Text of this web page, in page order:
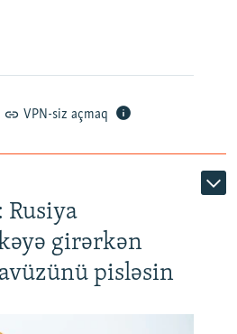
VPN-siz açmaq
girərkən
pisləsin